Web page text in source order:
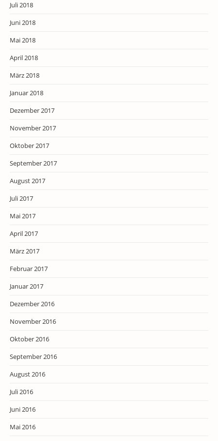
Juli 2018
Juni 2018
Mai 2018
April 2018
März 2018
Januar 2018
Dezember 2017
November 2017
Oktober 2017
September 2017
August 2017
Juli 2017
Mai 2017
April 2017
März 2017
Februar 2017
Januar 2017
Dezember 2016
November 2016
Oktober 2016
September 2016
August 2016
Juli 2016
Juni 2016
Mai 2016